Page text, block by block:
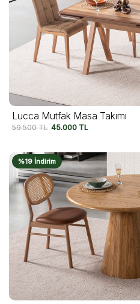
Lucca Mutfak Masa Takımı
59.500TL 45.000 TL
%19 İndirim